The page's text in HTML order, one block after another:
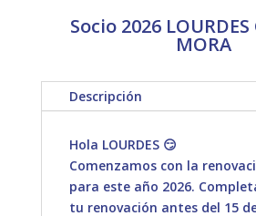
Socio 2026
MORA
Descripción
Hola LOURDES 😏
Comenzamos con la
para este año 2026.
tu renovación antes del 15